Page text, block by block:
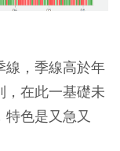
線，季線高於年
，在此一基礎未
色是又急又